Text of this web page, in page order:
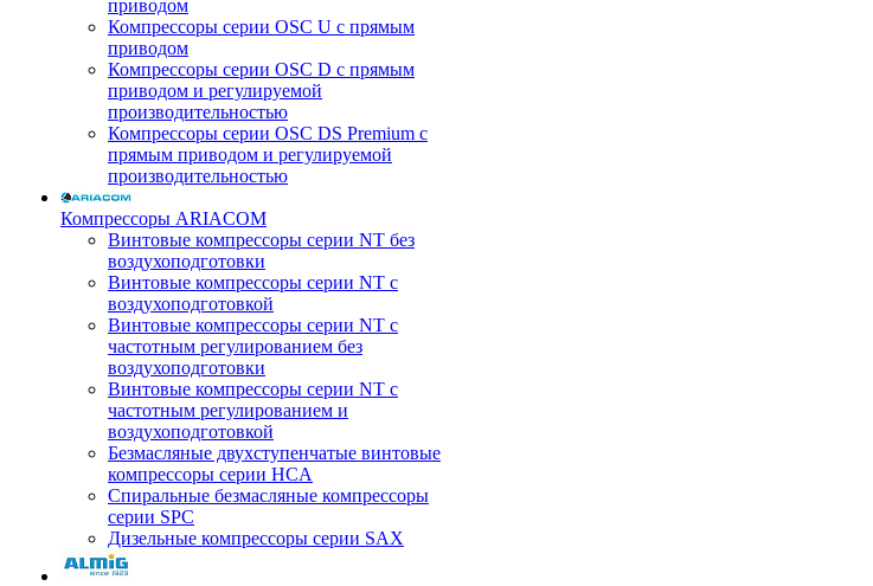
приводом
Компрессоры серии OSC U с прямым
приводом
Компрессоры серии OSC D с прямым
приводом и регулируемой
производительностью
Компрессоры серии OSC DS Premium с
прямым приводом и регулируемой
производительностью
Компрессоры ARIACOM
Винтовые компрессоры серии NT без
воздухоподготовки
Винтовые компрессоры серии NT c
воздухоподготовкой
Винтовые компрессоры серии NT с
частотным регулированием без
воздухоподготовки
Винтовые компрессоры серии NT с
частотным регулированием и
воздухоподготовкой
Безмасляные двухступенчатые винтовые
компрессоры серии HCA
Спиральные безмасляные компрессоры
серии SPC
Дизельные компрессоры серии SAX